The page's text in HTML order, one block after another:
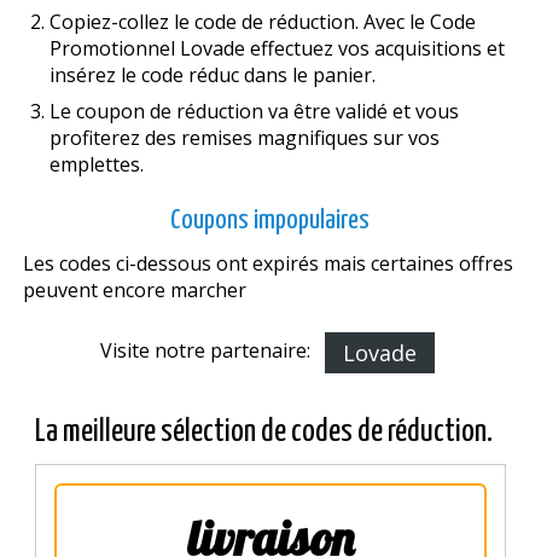
Copiez-collez le code de réduction. Avec le Code
Promotionnel Lovade effectuez vos acquisitions et
insérez le code réduc dans le panier.
Le coupon de réduction va être validé et vous
profiterez des remises magnifiques sur vos
emplettes.
Coupons impopulaires
Les codes ci-dessous ont expirés mais certaines offres
peuvent encore marcher
Visite notre partenaire: Lovade
La meilleure sélection de codes de réduction.
livraison